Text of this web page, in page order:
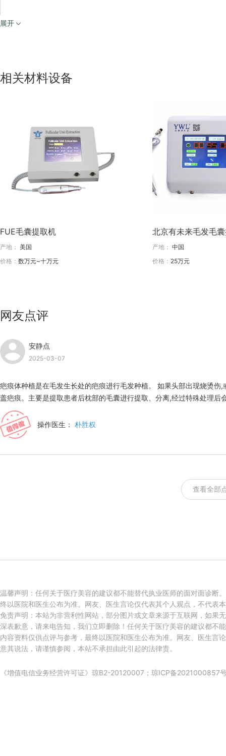
展开
相关材料设备
FUE毛囊提取机
产地： 美国
价格： 数万元~十万元
北京有未来毛发毛
产地： 中国
价格： 25万元
网友点评
安静点
2025-03-07
疤痕体种植是在毛发生长处的疤痕进行毛发种植。 如果头部出现烧烫
盖疤痕。主要是提取患者后枕部的毛囊进行提取、分离,经过特殊处理
生长出新的头发,可以比较自然的遮盖疤痕。
操作医生： 朴胜权
查看全部
温馨声明：任何关于医疗美容的建议都不能替代执业医师的面对面诊断
终以医院和医生公布为准。网友、医生言论仅代表其个人观点，不代表
免责声明：本站为非营利性网站，部分图片或文章来源于互联网，如果
深表歉意，请来电告知，我们立即删除！任何关于医疗美容的建议都不
内容资料仅供点评与参考，最终以医院和医生公布为准。网友、医生言
意其说法，请谨慎参阅，本站不承担由此引起的法律责。
《增值电信业务经营许可证》琼B2-20120007； 琼ICP备2021000857